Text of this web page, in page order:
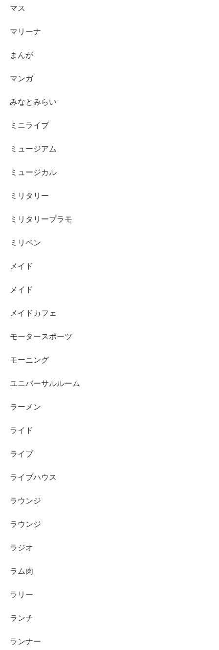
マス
マリーナ
まんが
マンガ
みなとみらい
ミニライブ
ミュージアム
ミュージカル
ミリタリー
ミリタリープラモ
ミリペン
メイド
メイド
メイドカフェ
モータースポーツ
モーニング
ユニバーサルルーム
ラーメン
ライド
ライブ
ライブハウス
ラウンジ
ラウンジ
ラジオ
ラム肉
ラリー
ランチ
ランナー